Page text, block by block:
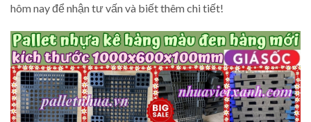
hôm nay để nhận tư vấn và biết thêm chi tiết!